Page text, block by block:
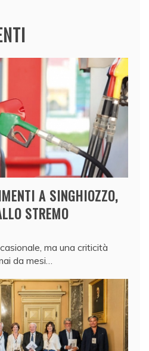
A SINGHIOZZO,
STREMO
ma una criticità
da mesi…